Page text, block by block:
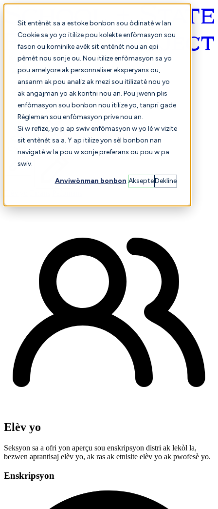
Sit entènèt sa a estoke bonbon sou òdinatè w lan.
Cookie sa yo yo itilize pou kolekte enfòmasyon sou
fason ou kominike avèk sit entènèt nou an epi
pèmèt nou sonje ou. Nou itilize enfòmasyon sa yo
pou amelyore ak personnaliser eksperyans ou,
ansanm ak pou analiz ak mezi sou itilizatè nou yo
ak angajman yo ak kontni nou an. Pou jwenn plis
enfòmasyon sou bonbon nou itilize yo, tanpri gade
Règleman sou enfòmasyon prive nou an.
Si w refize, yo p ap swiv enfòmasyon w yo lè w vizite
sit entènèt sa a. Y ap itilize yon sèl bonbon nan
navigatè w la pou w sonje preferans ou pou w pa
swiv.
Anviwònman bonbon AksepteDekline
Kreyòl ayisyen
Konparezon
Elèv yo
Seksyon sa a ofri yon aperçu sou enskripsyon distri ak lekòl la,
bezwen aprantisaj elèv yo, ak ras ak etnisite elèv yo ak pwofesè yo.
Enskripsyon